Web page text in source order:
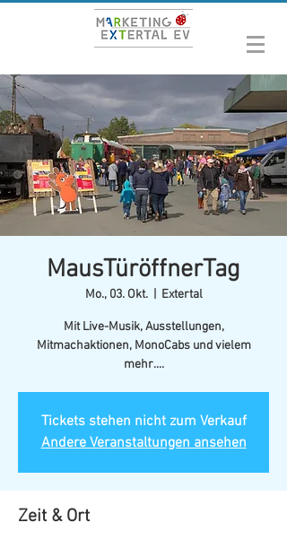
MausTüröffnerTag
Mo., 03. Okt.
  |
Extertal
Mit Live-Musik, Ausstellungen,
Mitmachaktionen, MonoCabs und vielem
mehr....
Tickets stehen nicht zum Verkauf
Andere Veranstaltungen ansehen
Zeit & Ort